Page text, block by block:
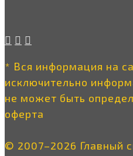
* Вся информация на
исключительно
не может быть
оферта
© 2007–2026 Главный